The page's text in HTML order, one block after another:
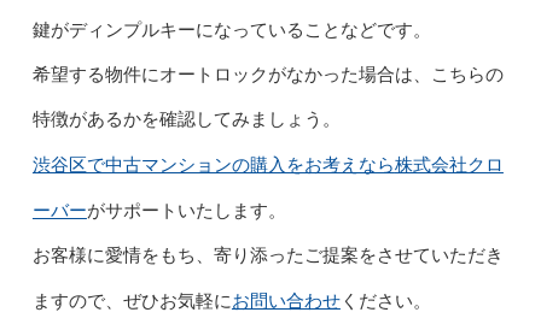
鍵がディンプルキーになっていることなどです。
希望する物件にオートロックがなかった場合は、こちらの
特徴があるかを確認してみましょう。
渋谷区で中古マンションの購入をお考えなら株式会社クロ
ーバーがサポートいたします。
お客様に愛情をもち、寄り添ったご提案をさせていただき
ますので、ぜひお気軽にお問い合わせください。